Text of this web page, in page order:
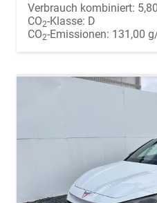
Verbrauch kombiniert:
CO2-Klasse: D
CO2-Emissionen: 131,00